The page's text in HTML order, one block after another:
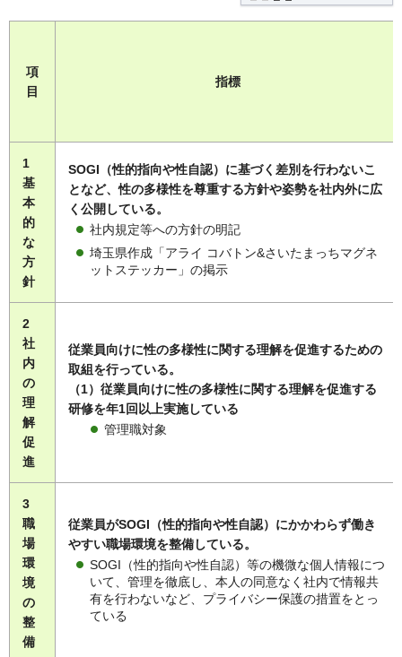
項
目
指標
1
基
本
的
な
方
針
SOGI（性的指向や性自認）に基づく差別を行わないこ
となど、性の多様性を尊重する方針や姿勢を社内外に広
く公開している。
社内規定等への方針の明記
埼玉県作成「アライ コバトン&さいたまっちマグネ
ットステッカー」の掲示
2
社
内
の
理
解
促
進
従業員向けに性の多様性に関する理解を促進するための
取組を行っている。
（1）従業員向けに性の多様性に関する理解を促進する
研修を年1回以上実施している
管理職対象
3
職
場
環
境
の
整
備
従業員がSOGI（性的指向や性自認）にかかわらず働き
やすい職場環境を整備している。
SOGI（性的指向や性自認）等の機微な個人情報につ
いて、管理を徹底し、本人の同意なく社内で情報共
有を行わないなど、プライバシー保護の措置をとっ
ている